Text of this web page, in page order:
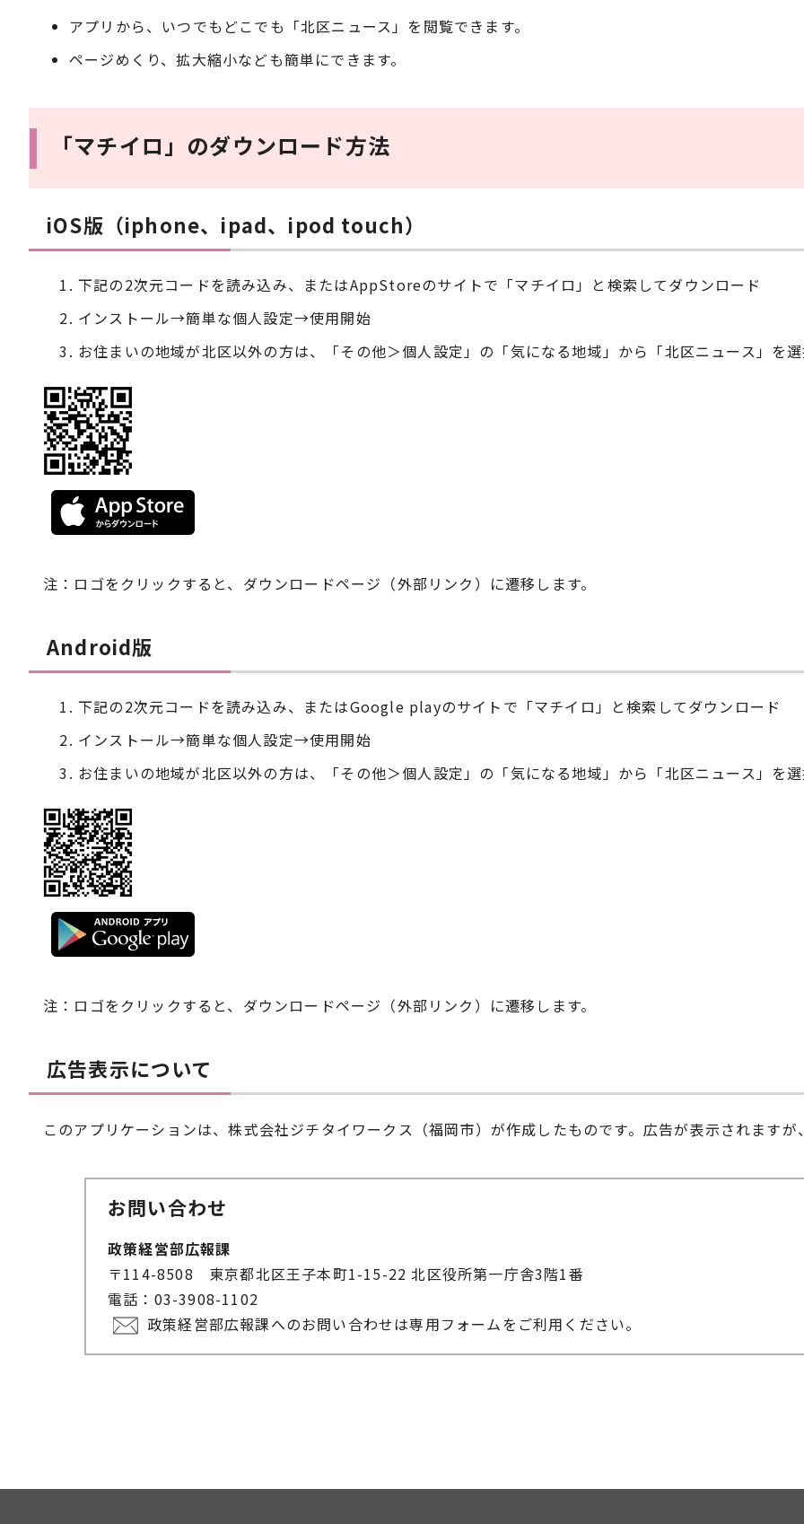
アプリから、いつでもどこでも「北区ニュース」を閲覧できます。
ページめくり、拡大縮小なども簡単にできます。
「マチイロ」のダウンロード方法
iOS版（iphone、ipad、ipod touch）
下記の2次元コードを読み込み、またはAppStoreのサイトで「マチイロ」と検索してダウンロード
インストール→簡単な個人設定→使用開始
お住まいの地域が北区以外の方は、「その他＞個人設定」の「気になる地域」から「北区ニュース」を
注：ロゴをクリックすると、ダウンロードページ（外部リンク）に遷移します。
Android版
下記の2次元コードを読み込み、またはGoogle playのサイトで「マチイロ」と検索してダウンロード
インストール→簡単な個人設定→使用開始
お住まいの地域が北区以外の方は、「その他＞個人設定」の「気になる地域」から「北区ニュース」を
注：ロゴをクリックすると、ダウンロードページ（外部リンク）に遷移します。
広告表示について
このアプリケーションは、株式会社ジチタイワークス（福岡市）が作成したものです。広告が表示されます
お問い合わせ
政策経営部広報課
〒114-8508 東京都北区王子本町1-15-22 北区役所第一庁舎3階1番
電話：03-3908-1102
政策経営部広報課へのお問い合わせは専用フォームをご利用ください。